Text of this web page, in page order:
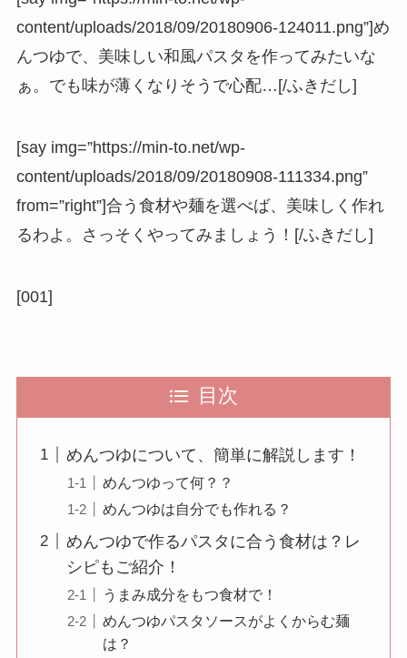
content/uploads/2018/09/20180906-124011.png”]め
んつゆで、美味しい和風パスタを作ってみたいな
ぁ。でも味が薄くなりそうで心配…[/ふきだし]
[say img=”https://min-to.net/wp-
content/uploads/2018/09/20180908-111334.png”
from=”right”]合う食材や麺を選べば、美味しく作れ
るわよ。さっそくやってみましょう！[/ふきだし]
[001]
目次
めんつゆについて、簡単に解説します！
めんつゆって何？？
めんつゆは自分でも作れる？
めんつゆで作るパスタに合う食材は？レ
シピもご紹介！
うまみ成分をもつ食材で！
めんつゆパスタソースがよくからむ麺
は？